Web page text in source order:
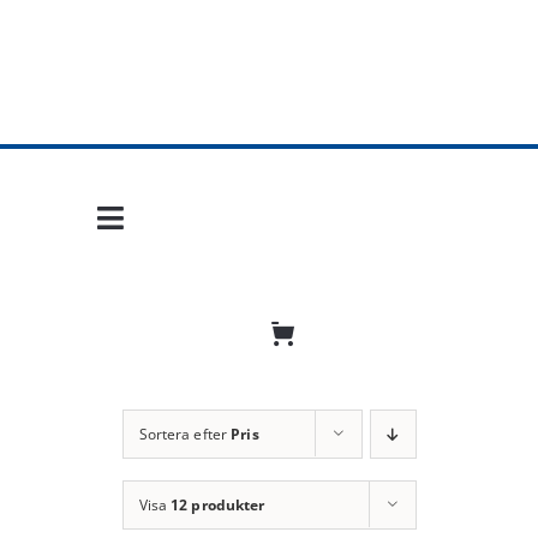
Toggle
Jobba hos oss
Bli återförsäljare
Sortera efter Pris
Visa 12 produkter